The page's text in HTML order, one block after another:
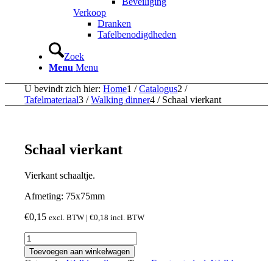
Verkoop
Dranken
Tafelbenodigdheden
Zoek
Menu Menu
U bevindt zich hier: Home1 / Catalogus2 /
Tafelmateriaal3 / Walking dinner4 / Schaal vierkant
Schaal vierkant
Vierkant schaaltje.
Afmeting: 75x75mm
€0,15 excl. BTW |€0,18 incl. BTW
Schaal
vierkant
aantal
Toevoegen aan winkelwagen